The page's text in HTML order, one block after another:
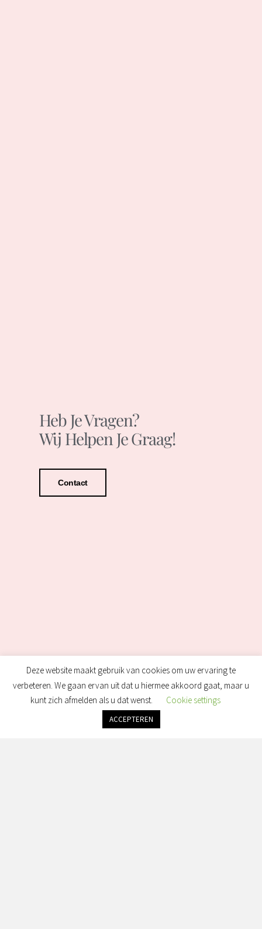
Heb Je Vragen?
Wij Helpen Je Graag!
Contact
Deze website maakt gebruik van cookies om uw ervaring te
verbeteren. We gaan ervan uit dat u hiermee akkoord gaat, maar u
kunt zich afmelden als u dat wenst.
Cookie settings
ACCEPTEREN